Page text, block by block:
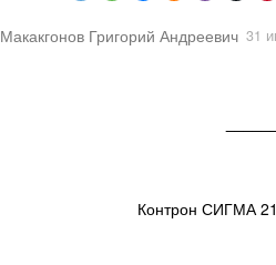
Макакгонов Григорий Андреевич 31
Контрон СИГМА